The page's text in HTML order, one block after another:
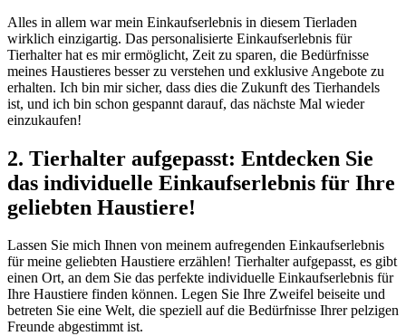
Alles in allem war mein Einkaufserlebnis in diesem ‍Tierladen‌
wirklich einzigartig. Das ‌personalisierte Einkaufserlebnis für⁣
Tierhalter hat es mir ​ermöglicht, Zeit zu ‍sparen,‌ die Bedürfnisse
meines Haustieres besser zu ‌verstehen und exklusive Angebote zu
erhalten. Ich bin⁤ mir sicher, dass‍ dies die Zukunft des ⁤Tierhandels
ist, und ⁢ich bin schon gespannt darauf, das nächste Mal wieder
einzukaufen!
2. Tierhalter‍ aufgepasst: Entdecken Sie
das individuelle Einkaufserlebnis für Ihre
geliebten Haustiere!
Lassen Sie mich Ihnen von meinem aufregenden Einkaufserlebnis
⁤für meine geliebten Haustiere erzählen! Tierhalter aufgepasst, es gibt
einen Ort, ‌an dem Sie das perfekte​ individuelle Einkaufserlebnis für
Ihre Haustiere ​finden ‍können. Legen Sie Ihre ⁣Zweifel⁢ beiseite und
betreten Sie eine Welt, die speziell auf die Bedürfnisse Ihrer pelzigen
Freunde abgestimmt ist.